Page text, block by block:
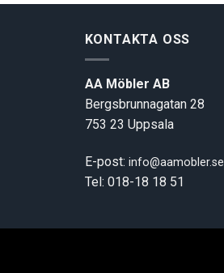
KONTAKTA OSS
AA Möbler AB
Bergsbrunnagatan 28
753 23 Uppsala
E-post: info@aamobler.se
Tel: 018-18 18 51